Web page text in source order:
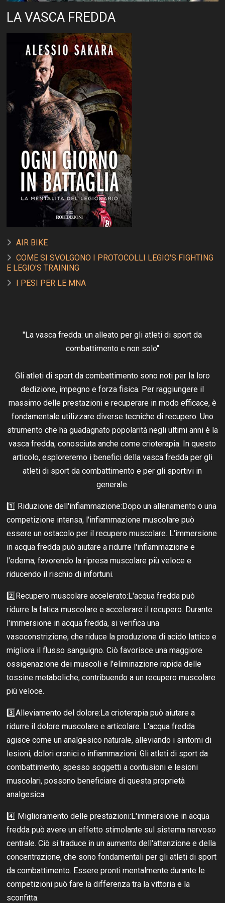
LA VASCA FREDDA
AIR BIKE
COME SI SVOLGONO I PROTOCOLLI LEGIO'S FIGHTING
E LEGIO'S TRAINING
I PESI PER LE MNA
"La vasca fredda: un alleato per gli atleti di sport da
combattimento e non solo"
Gli atleti di sport da combattimento sono noti per la loro
dedizione, impegno e forza fisica. Per raggiungere il
massimo delle prestazioni e recuperare in modo efficace, è
fondamentale utilizzare diverse tecniche di recupero. Uno
strumento che ha guadagnato popolarità negli ultimi anni è la
vasca fredda, conosciuta anche come crioterapia. In questo
articolo, esploreremo i benefici della vasca fredda per gli
atleti di sport da combattimento e per gli sportivi in
generale.
1️⃣ Riduzione dell'infiammazione:Dopo un allenamento o una
competizione intensa, l'infiammazione muscolare può
essere un ostacolo per il recupero muscolare. L'immersione
in acqua fredda può aiutare a ridurre l'infiammazione e
l'edema, favorendo la ripresa muscolare più veloce e
riducendo il rischio di infortuni.
2️⃣Recupero muscolare accelerato:L'acqua fredda può
ridurre la fatica muscolare e accelerare il recupero. Durante
l'immersione in acqua fredda, si verifica una
vasoconstrizione, che riduce la produzione di acido lattico e
migliora il flusso sanguigno. Ciò favorisce una maggiore
ossigenazione dei muscoli e l'eliminazione rapida delle
tossine metaboliche, contribuendo a un recupero muscolare
più veloce.
3️⃣Alleviamento del dolore:La crioterapia può aiutare a
ridurre il dolore muscolare e articolare. L'acqua fredda
agisce come un analgesico naturale, alleviando i sintomi di
lesioni, dolori cronici o infiammazioni. Gli atleti di sport da
combattimento, spesso soggetti a contusioni e lesioni
muscolari, possono beneficiare di questa proprietà
analgesica.
4️⃣ Miglioramento delle prestazioni:L'immersione in acqua
fredda può avere un effetto stimolante sul sistema nervoso
centrale. Ciò si traduce in un aumento dell'attenzione e della
concentrazione, che sono fondamentali per gli atleti di sport
da combattimento. Essere pronti mentalmente durante le
competizioni può fare la differenza tra la vittoria e la
sconfitta.